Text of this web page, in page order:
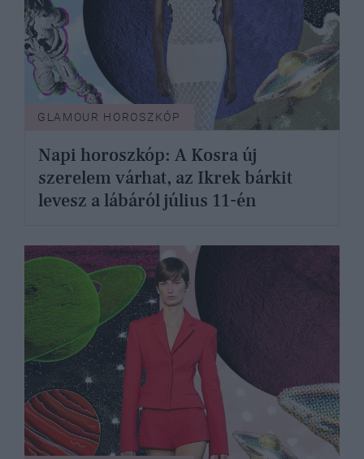
GLAMOUR HOROSZKÓP
Napi horoszkóp: A Kosra új
szerelem várhat, az Ikrek bárkit
levesz a lábáról július 11-én